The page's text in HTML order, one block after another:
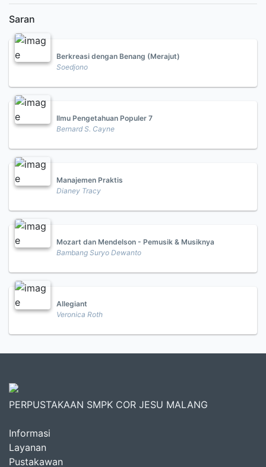
Saran
Berkreasi dengan Benang (Merajut)
Soedjono
Ilmu Pengetahuan Populer 7
Bernard S. Cayne
Manajemen Praktis
Dianey Tracy
Mozart dan Mendelson - Pemusik & Musiknya
Bambang Suryo Dewanto
Allegiant
Veronica Roth
PERPUSTAKAAN SMPK COR JESU MALANG
Informasi
Layanan
Pustakawan